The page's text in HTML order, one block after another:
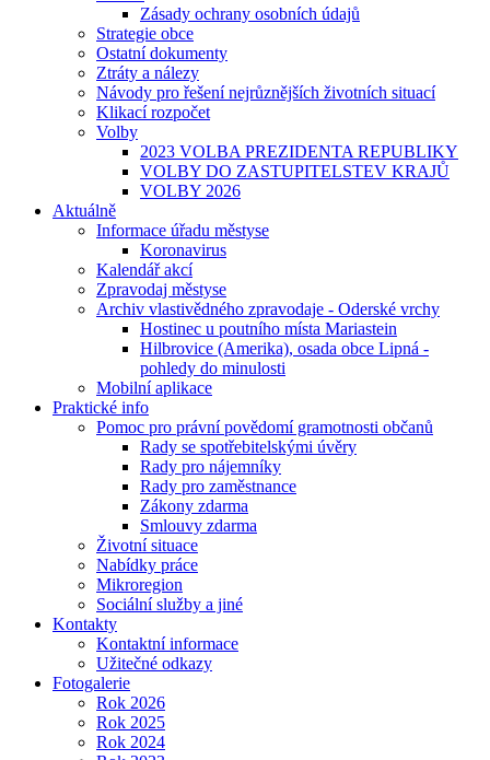
Zásady ochrany osobních údajů
Strategie obce
Ostatní dokumenty
Ztráty a nálezy
Návody pro řešení nejrůznějších životních situací
Klikací rozpočet
Volby
2023 VOLBA PREZIDENTA REPUBLIKY
VOLBY DO ZASTUPITELSTEV KRAJŮ
VOLBY 2026
Aktuálně
Informace úřadu městyse
Koronavirus
Kalendář akcí
Zpravodaj městyse
Archiv vlastivědného zpravodaje - Oderské vrchy
Hostinec u poutního místa Mariastein
Hilbrovice (Amerika), osada obce Lipná -
pohledy do minulosti
Mobilní aplikace
Praktické info
Pomoc pro právní povědomí gramotnosti občanů
Rady se spotřebitelskými úvěry
Rady pro nájemníky
Rady pro zaměstnance
Zákony zdarma
Smlouvy zdarma
Životní situace
Nabídky práce
Mikroregion
Sociální služby a jiné
Kontakty
Kontaktní informace
Užitečné odkazy
Fotogalerie
Rok 2026
Rok 2025
Rok 2024